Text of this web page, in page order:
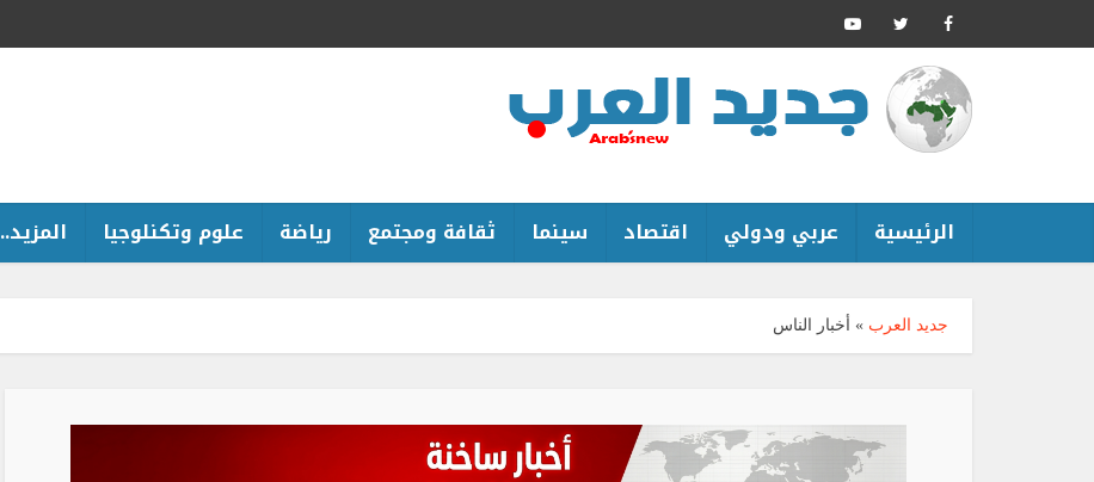
الرئيسية عربي ودولي اقتصاد سينما ثقافة ومجتمع رياضة علوم وتكنلوجيا المزيد..
جديد العرب » أخبار الناس